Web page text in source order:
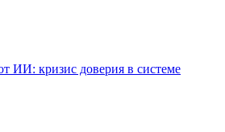
ИИ: кризис доверия в системе